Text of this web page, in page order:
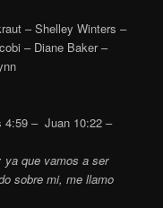
– Shelley Winters –
– Diane Baker –
4:59 – Juan 10:22 –
ya que vamos a ser
sobre mi, me llamo